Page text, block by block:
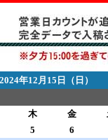
年12月15日（日）
木 金
5 6